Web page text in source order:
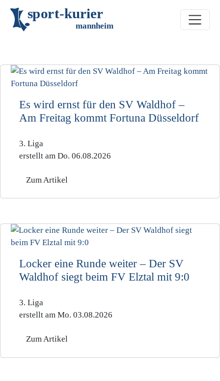
sport-kurier
mannheim
Es wird ernst für den SV Waldhof –
Am Freitag kommt Fortuna Düsseldorf
3. Liga
erstellt am Do. 06.08.2026
Zum Artikel
Locker eine Runde weiter – Der SV
Waldhof siegt beim FV Elztal mit 9:0
3. Liga
erstellt am Mo. 03.08.2026
Zum Artikel